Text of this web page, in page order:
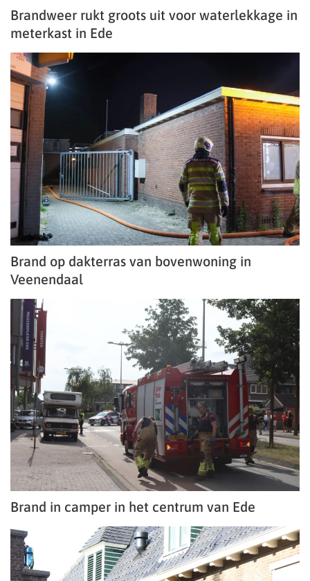
Brandweer rukt groots uit voor waterlekkage in
meterkast in Ede
Brand op dakterras van bovenwoning in
Veenendaal
Brand in camper in het centrum van Ede